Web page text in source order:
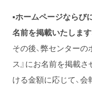
▪︎ホームページならび
名前を掲載いたします
その後、弊センター
ス』にお名前を掲載
ける金額に応じて、会